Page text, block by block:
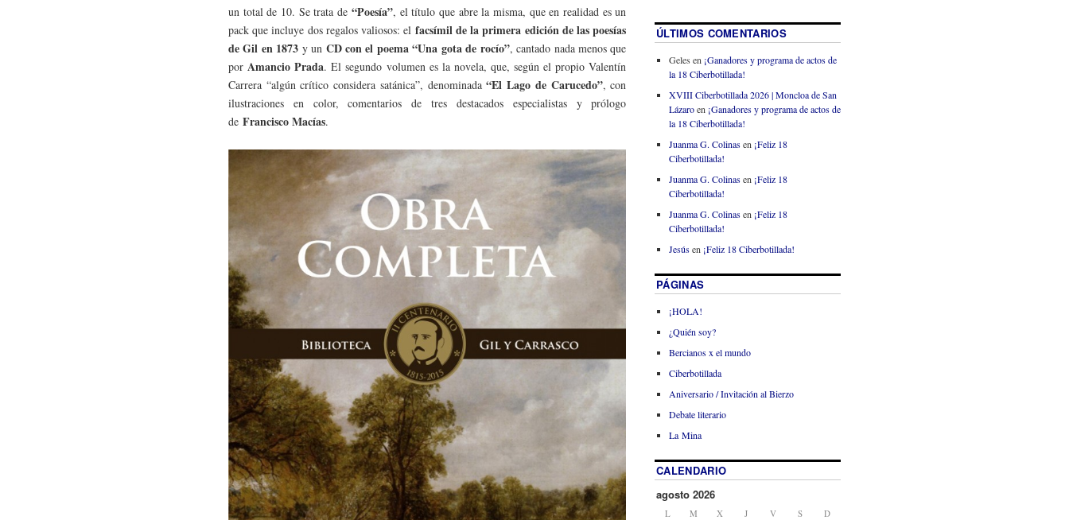
un total de 10. Se trata de “Poesía”, el título que abre la misma, que en realidad es un
pack que incluye dos regalos valiosos: el facsímil de la primera edición de las poesías
de Gil en 1873 y un CD con el poema “Una gota de rocío”, cantado nada menos que
porAmancio Prada. El segundo volumen es la novela, que, según el propio Valentín
Carrera “algún crítico considera satánica”, denominada“El Lago de Carucedo”, con
ilustraciones en color, comentarios de tres destacados especialistas y prólogo
de Francisco Macías.
ÚLTIMOS COMENTARIOS
Geles en ¡Ganadores y programa de actos de
la 18 Ciberbotillada!
XVIII Ciberbotillada 2026 | Moncloa de San
Lázaroen ¡Ganadores y programa de actos de
la 18 Ciberbotillada!
Juanma G. Colinasen ¡Feliz 18
Ciberbotillada!
Juanma G. Colinasen ¡Feliz 18
Ciberbotillada!
Juanma G. Colinasen ¡Feliz 18
Ciberbotillada!
Jesúsen ¡Feliz 18 Ciberbotillada!
PÁGINAS
¡HOLA!
¿Quién soy?
Bercianos x el mundo
Ciberbotillada
Aniversario / Invitación al Bierzo
Debate literario
La Mina
CALENDARIO
agosto 2026
L M X J V S D